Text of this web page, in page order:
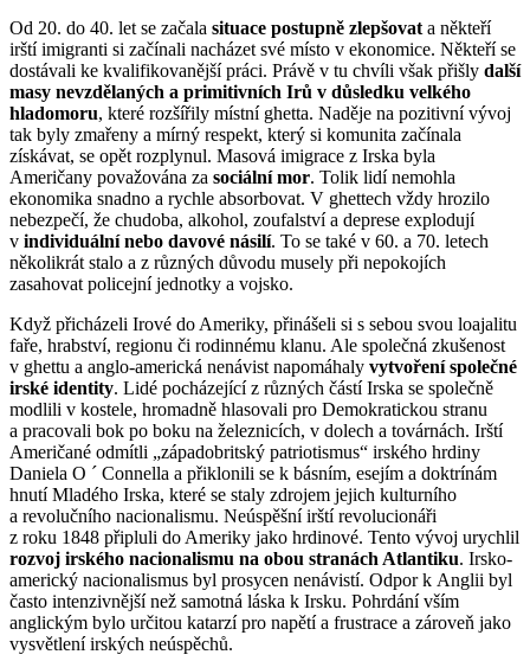
Od 20. do 40. let se začala situace postupně zlepšovat a někteří
irští imigranti si začínali nacházet své místo v ekonomice. Někteří se
dostávali ke kvalifikovanější práci. Právě v tu chvíli však přišly další
masy nevzdělaných a primitivních Irů v důsledku velkého
hladomoru, které rozšířily místní ghetta. Naděje na pozitivní vývoj
tak byly zmařeny a mírný respekt, který si komunita začínala
získávat, se opět rozplynul. Masová imigrace z Irska byla
Američany považována za sociální mor. Tolik lidí nemohla
ekonomika snadno a rychle absorbovat. V ghettech vždy hrozilo
nebezpečí, že chudoba, alkohol, zoufalství a deprese explodují
v individuální nebo davové násilí. To se také v 60. a 70. letech
několikrát stalo a z různých důvodu musely při nepokojích
zasahovat policejní jednotky a vojsko.
Když přicházeli Irové do Ameriky, přinášeli si s sebou svou loajalitu
faře, hrabství, regionu či rodinnému klanu. Ale společná zkušenost
v ghettu a anglo-americká nenávist napomáhaly vytvoření společné
irské identity. Lidé pocházející z různých částí Irska se společně
modlili v kostele, hromadně hlasovali pro Demokratickou stranu
a pracovali bok po boku na železnicích, v dolech a továrnách. Irští
Američané odmítli „západobritský patriotismus“ irského hrdiny
Daniela O ´ Connella a přiklonili se k básním, esejím a doktrínám
hnutí Mladého Irska, které se staly zdrojem jejich kulturního
a revolučního nacionalismu. Neúspěšní irští revolucionáři
z roku 1848 připluli do Ameriky jako hrdinové. Tento vývoj urychlil
rozvoj irského nacionalismu na obou stranách Atlantiku. Irsko-
americký nacionalismus byl prosycen nenávistí. Odpor k Anglii byl
často intenzivnější než samotná láska k Irsku. Pohrdání vším
anglickým bylo určitou katarzí pro napětí a frustrace a zároveň jako
vysvětlení irských neúspěchů.